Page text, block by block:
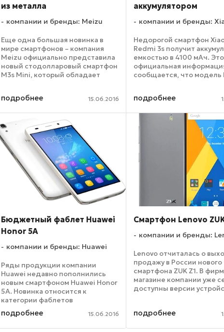
из металла
компании и бренды: Meizu
Еще одна большая новинка в
мире смартфонов – компания
Meizu официально представила
новый стодолларовый смартфон
M3s Mini, который обладает
сканером отпечатков пальцев.
подробнее 15.06.2016
аккумулятором
компании и бренды:
Недорогой смартфон
Redmi 3s получит
емкостью в 4100 мАч. Это
официальная
сообщается, что модель
плюс он будет обладать
подробнее
Бюджетный фаблет Huawei
Honor 5A
компании и бренды: Huawei
Ряды продукции компании
Huawei недавно пополнились
новым смартфоном Huawei Honor
5A. Новинка относится к
категории фаблетов
бюджетного типа, но за его цену
устройство предлагает
покупателям отличные
подробнее 15.06.2016
Смартфон Lenovo
компании и бренды:
Lenovo отчиталась о
продажу в России нового
смартфона ZUK Z1. В
магазине компании уже
доступны версии
устройство от Lenovo
подробнее